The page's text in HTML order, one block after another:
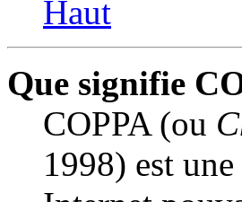
Haut
Que signifie
COPPA (ou
1998) est